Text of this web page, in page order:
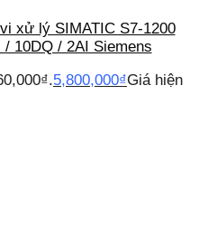
xử lý SIMATIC S7-1200
10DQ / 2AI Siemens
5,800,000₫Giá hiện